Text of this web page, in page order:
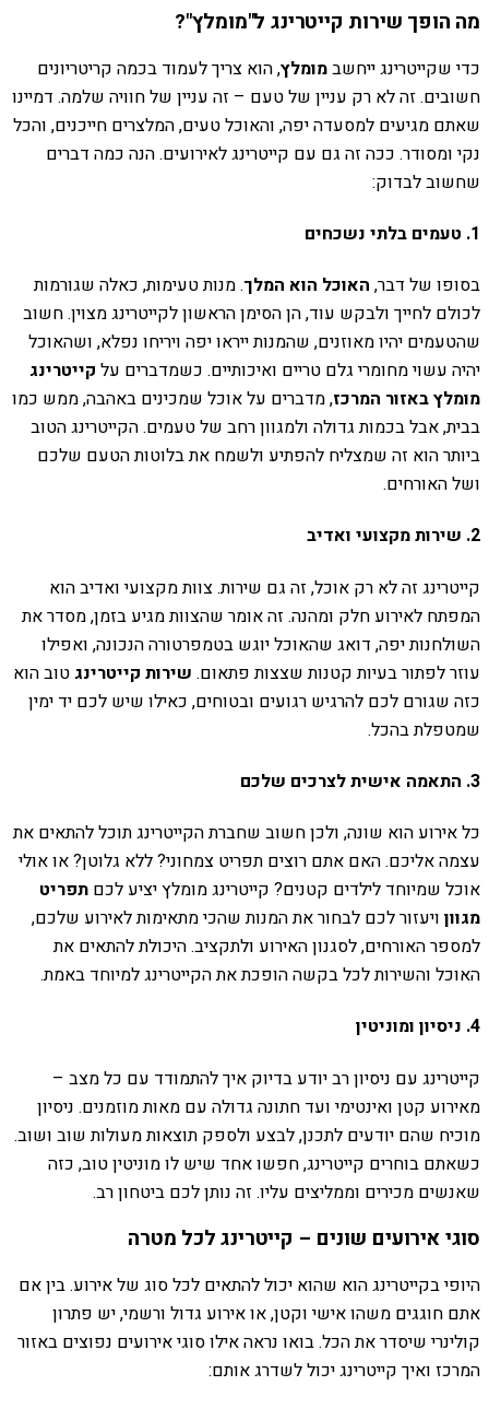
מה הופך שירות קייטרינג ל"מומלץ"?
כדי שקייטרינג ייחשבמומלץ, הוא צריך לעמוד בכמה קריטריונים
חשובים. זה לא רק עניין של טעם – זה עניין של חוויה שלמה. דמיינו
שאתם מגיעים למסעדה יפה, והאוכל טעים, המלצרים חייכנים, והכל
נקי ומסודר. ככה זה גם עם קייטרינג לאירועים. הנה כמה דברים
שחשוב לבדוק:
1. טעמים בלתי נשכחים
בסופו של דבר, האוכל הוא המלך. מנות טעימות, כאלה שגורמות
לכולם לחייך ולבקש עוד, הן הסימן הראשון לקייטרינג מצוין. חשוב
שהטעמים יהיו מאוזנים, שהמנות ייראו יפה ויריחו נפלא, ושהאוכל
יהיה עשוי מחומרי גלם טריים ואיכותיים. כשמדברים על קייטרינג
מומלץ באזור המרכז, מדברים על אוכל שמכינים באהבה, ממש כמו
בבית, אבל בכמות גדולה ולמגוון רחב של טעמים. הקייטרינג הטוב
ביותר הוא זה שמצליח להפתיע ולשמח את בלוטות הטעם שלכם
ושל האורחים.
2. שירות מקצועי ואדיב
קייטרינג זה לא רק אוכל, זה גם שירות. צוות מקצועי ואדיב הוא
המפתח לאירוע חלק ומהנה. זה אומר שהצוות מגיע בזמן, מסדר את
השולחנות יפה, דואג שהאוכל יוגש בטמפרטורה הנכונה, ואפילו
עוזר לפתור בעיות קטנות שצצות פתאום. שירות קייטרינג טוב הוא
כזה שגורם לכם להרגיש רגועים ובטוחים, כאילו שיש לכם יד ימין
שמטפלת בהכל.
3. התאמה אישית לצרכים שלכם
כל אירוע הוא שונה, ולכן חשוב שחברת הקייטרינג תוכל להתאים את
עצמה אליכם. האם אתם רוצים תפריט צמחוני? ללא גלוטן? או אולי
אוכל שמיוחד לילדים קטנים? קייטרינג מומלץ יציע לכם תפריט
מגוון ויעזור לכם לבחור את המנות שהכי מתאימות לאירוע שלכם,
למספר האורחים, לסגנון האירוע ולתקציב. היכולת להתאים את
האוכל והשירות לכל בקשה הופכת את הקייטרינג למיוחד באמת.
4. ניסיון ומוניטין
קייטרינג עם ניסיון רב יודע בדיוק איך להתמודד עם כל מצב –
מאירוע קטן ואינטימי ועד חתונה גדולה עם מאות מוזמנים. ניסיון
מוכיח שהם יודעים לתכנן, לבצע ולספק תוצאות מעולות שוב ושוב.
כשאתם בוחרים קייטרינג, חפשו אחד שיש לו מוניטין טוב, כזה
שאנשים מכירים וממליצים עליו. זה נותן לכם ביטחון רב.
סוגי אירועים שונים – קייטרינג לכל מטרה
היופי בקייטרינג הוא שהוא יכול להתאים לכל סוג של אירוע. בין אם
אתם חוגגים משהו אישי וקטן, או אירוע גדול ורשמי, יש פתרון
קולינרי שיסדר את הכל. בואו נראה אילו סוגי אירועים נפוצים באזור
המרכז ואיך קייטרינג יכול לשדרג אותם: